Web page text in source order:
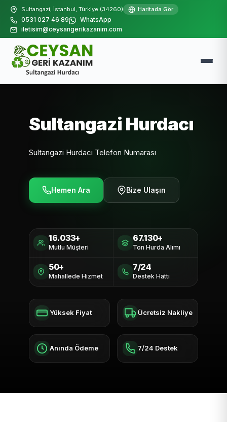
Sultangazi, İstanbul, Türkiye (34260) Haritada Gör
0531 027 46 89
WhatsApp
iletisim@ceysangerikazanim.com
Sultangazi Hurdacı
Sultangazi Hurdacı Telefon Numarası
Hemen Ara Bize Ulaşın
16.033+
Mutlu Müşteri
67.130+
Ton Hurda Alımı
50+
Mahallede Hizmet
7/24
Destek Hattı
Yüksek Fiyat Ücretsiz Nakliye
Anında Ödeme 7/24 Destek